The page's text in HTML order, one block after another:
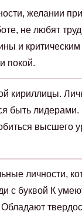
желании
не любят
и
покой.
кириллицы.
быть
высшего
личности,
с буквой К